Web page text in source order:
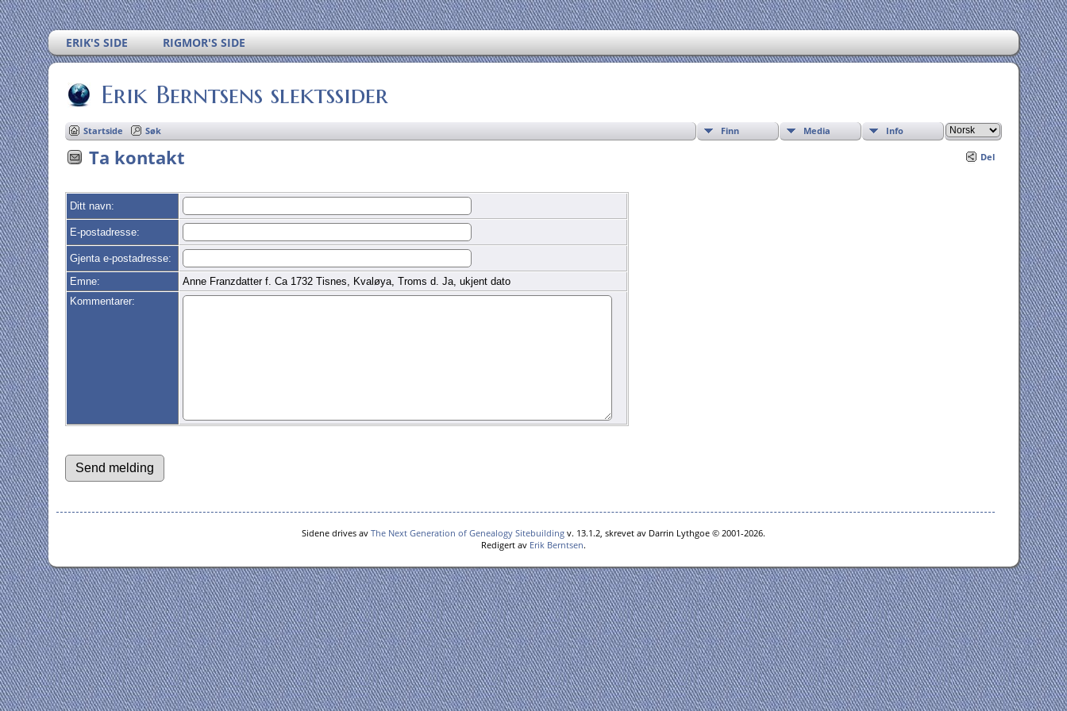
ERIK'S SIDE RIGMOR'S SIDE
Erik Berntsens slektssider
Startside Søk Finn Media Info
Del
Ta kontakt
Ditt navn:
E-postadresse:
Gjenta e-postadresse:
Emne:
Anne Franzdatter f. Ca 1732 Tisnes, Kvaløya, Troms d. Ja, ukjent dato
Kommentarer:
Sidene drives av The Next Generation of Genealogy Sitebuilding v. 13.1.2, skrevet av Darrin Lythgoe © 2001-2026.
Redigert av Erik Berntsen.